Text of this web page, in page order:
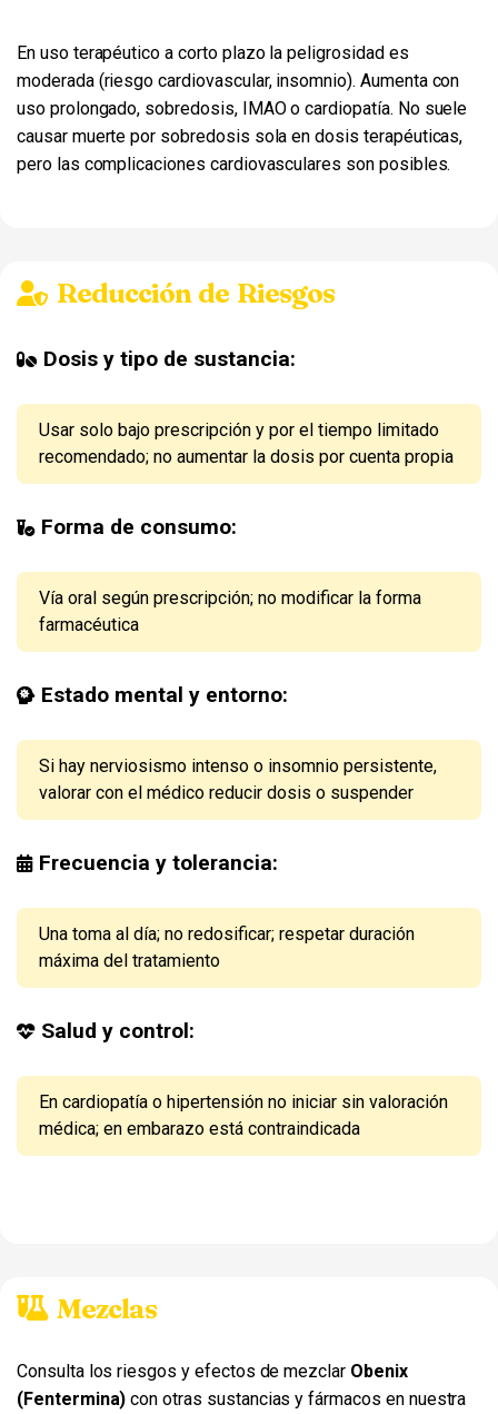
En uso terapéutico a corto plazo la peligrosidad es
moderada (riesgo cardiovascular, insomnio). Aumenta con
uso prolongado, sobredosis, IMAO o cardiopatía. No suele
causar muerte por sobredosis sola en dosis terapéuticas,
pero las complicaciones cardiovasculares son posibles.
Reducción de Riesgos
Dosis y tipo de sustancia:
Usar solo bajo prescripción y por el tiempo limitado
recomendado; no aumentar la dosis por cuenta propia
Forma de consumo:
Vía oral según prescripción; no modificar la forma
farmacéutica
Estado mental y entorno:
Si hay nerviosismo intenso o insomnio persistente,
valorar con el médico reducir dosis o suspender
Frecuencia y tolerancia:
Una toma al día; no redosificar; respetar duración
máxima del tratamiento
Salud y control:
En cardiopatía o hipertensión no iniciar sin valoración
médica; en embarazo está contraindicada
Mezclas
Consulta los riesgos y efectos de mezclar Obenix
(Fentermina) con otras sustancias y fármacos en nuestra